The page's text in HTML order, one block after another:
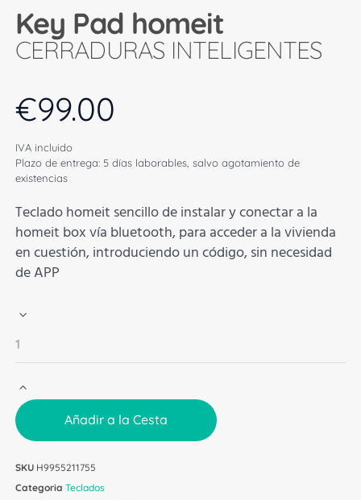
Key Pad homeit
CERRADURAS INTELIGENTES
€99.00
IVA incluido
Plazo de entrega: 5 días laborables, salvo agotamiento de
existencias
Teclado homeit sencillo de instalar y conectar a la
homeit box vía bluetooth, para acceder a la vivienda
en cuestión, introduciendo un código, sin necesidad
de APP
Añadir a la Cesta
SKU H9955211755
Categoria Teclados